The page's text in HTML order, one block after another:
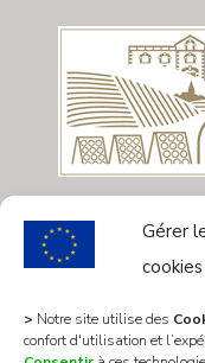
Gérer
cookies
> Notre site utilise des
confort d'utilisation et